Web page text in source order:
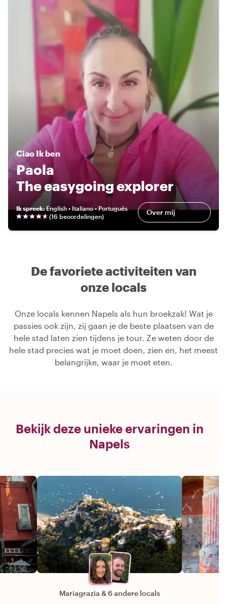
Ciao Ik ben
Paola
The easygoing explorer
Ik spreek: English • Italiano • Português
(16 beoordelingen) Over mij
De favoriete activiteiten van
onze locals
Onze locals kennen Napels als hun broekzak! Wat je
passies ook zijn, zij gaan je de beste plaatsen van de
hele stad laten zien tijdens je tour. Ze weten door de
hele stad precies wat je moet doen, zien en, het meest
belangrijke, waar je moet eten.
Bekijk deze unieke ervaringen in
Napels
Mariagrazia &6 andere locals